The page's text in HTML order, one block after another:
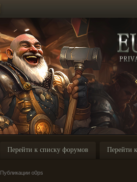
Перейти к списку форумов Перейти
Публикации o0ps